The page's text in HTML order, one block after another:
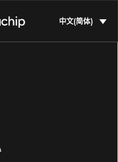
中文(简体)